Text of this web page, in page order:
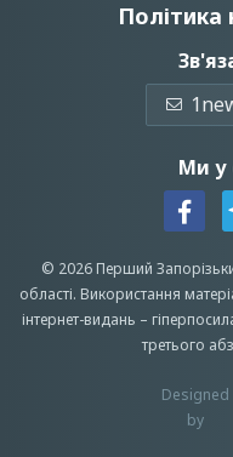
Політика
Ми у
© 2026 Перший
області. Використання
інтернет-видань –
третього
Designed
by